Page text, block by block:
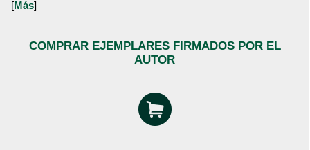
[Más]
COMPRAR EJEMPLARES FIRMADOS POR EL
AUTOR